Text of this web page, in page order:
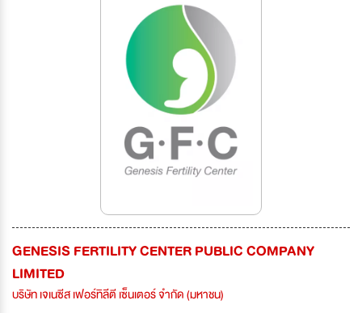
GENESIS FERTILITY CENTER PUBLIC COMPANY
LIMITED
บริษัท เจเนซีส เฟอร์ทิลีตี เซ็นเตอร์ จำกัด (มหาชน)